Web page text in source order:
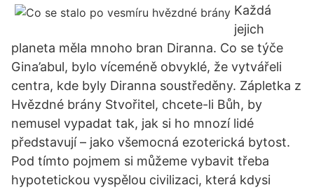
Každá
jejich
planeta měla mnoho bran Diranna. Co se týče
Gina’abul, bylo víceméně obvyklé, že vytvářeli
centra, kde byly Diranna soustředěny. Zápletka z
Hvězdné brány Stvořitel, chcete-li Bůh, by
nemusel vypadat tak, jak si ho mnozí lidé
představují – jako všemocná ezoterická bytost.
Pod tímto pojmem si můžeme vybavit třeba
hypotetickou vyspělou civilizaci, která kdysi